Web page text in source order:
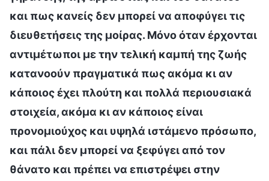
και πως κανείς δεν μπορεί να αποφύγει τις
διευθετήσεις της μοίρας. Μόνο όταν έρχονται
αντιμέτωποι με την τελική καμπή της ζωής
κατανοούν πραγματικά πως ακόμα κι αν
κάποιος έχει πλούτη και πολλά περιουσιακά
στοιχεία, ακόμα κι αν κάποιος είναι
προνομιούχος και υψηλά ιστάμενο πρόσωπο,
και πάλι δεν μπορεί να ξεφύγει από τον
θάνατο και πρέπει να επιστρέψει στην